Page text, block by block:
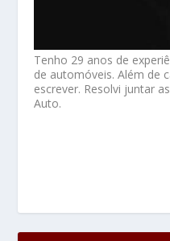
Tenho 29 anos de
de automóveis. Além de
escrever. Resolvi juntar
Auto.